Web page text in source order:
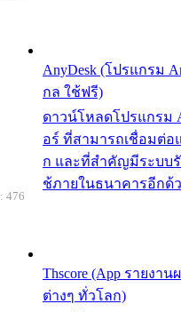
AnyDesk (โปรแกรม
กล ใช้ฟรี)
ดาวน์โหลดโปรแกรม
อร์ ที่สามารถเชื่อมต่อ
ก และที่สำคัญมีระบบ
ช้ภายในธนาคารอีกด้
Thscore (App รายง
ต่างๆ ทั่วโลก)
476